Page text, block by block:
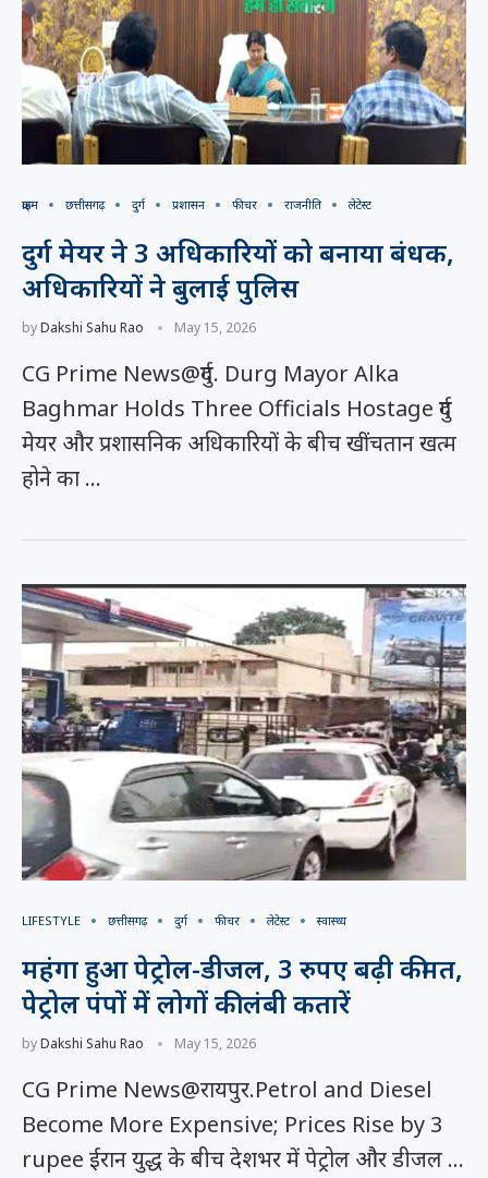
क्राइम छत्तीसगढ़ दुर्ग प्रशासन फीचर राजनीति लेटेस्ट
दुर्ग मेयर ने 3 अधिकारियों को बनाया बंधक,
अधिकारियों ने बुलाई पुलिस
byDakshi Sahu Rao May 15, 2026
CG Prime News@दुर्ग. Durg Mayor Alka
Baghmar Holds Three Officials Hostage दुर्ग
मेयर और प्रशासनिक अधिकारियों के बीच खींचतान खत्म
होने का …
LIFESTYLE छत्तीसगढ़ दुर्ग फीचर लेटेस्ट स्वास्थ्य
महंगा हुआ पेट्रोल-डीजल, 3 रुपए बढ़ी कीमत,
पेट्रोल पंपों में लोगों की लंबी कतारें
byDakshi Sahu Rao May 15, 2026
CG Prime News@रायपुर.Petrol and Diesel
Become More Expensive; Prices Rise by 3
rupee ईरान युद्ध के बीच देशभर में पेट्रोल और डीजल …